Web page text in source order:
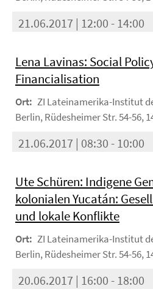
21.06.2017 | 12:00 - 14:00
Lena Lavinas: Social
Financialisation
Ort: ZI Lateinamerika-Institut
Berlin, Rüdesheimer Str. 54-56,
21.06.2017 | 08:30 - 10:00
Ute Schüren: Indigene
kolonialen Yucatán:
und lokale Konflikte
Ort: ZI Lateinamerika-Institut
Berlin, Rüdesheimer Str. 54-56,
20.06.2017 | 16:00 - 18:00